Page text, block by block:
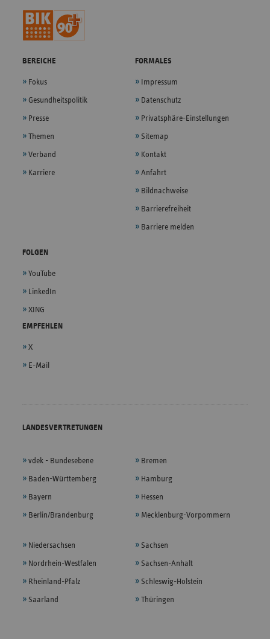
BEREICHE
Fokus
Gesundheitspolitik
Presse
Themen
Verband
Karriere
FORMALES
Impressum
Datenschutz
Privatsphäre-Einstellungen
Sitemap
Kontakt
Anfahrt
Bildnachweise
Barrierefreiheit
Barriere melden
FOLGEN
YouTube
LinkedIn
XING
EMPFEHLEN
X
E-Mail
LANDESVERTRETUNGEN
vdek - Bundesebene
Baden-Württemberg
Bayern
Berlin/Brandenburg
Bremen
Hamburg
Hessen
Mecklenburg-Vorpommern
Niedersachsen
Nordrhein-Westfalen
Rheinland-Pfalz
Saarland
Sachsen
Sachsen-Anhalt
Schleswig-Holstein
Thüringen